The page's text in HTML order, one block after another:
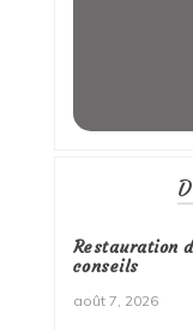
Restauration
conseils
août 7, 2026